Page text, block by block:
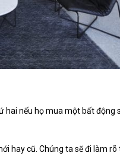
hai nếu họ mua một bất động
hay cũ. Chúng ta sẽ đi làm rõ